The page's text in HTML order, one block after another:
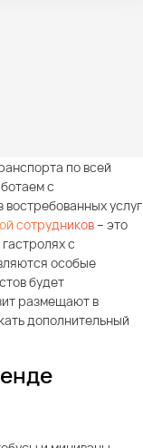
по всей
с
услуг
сотрудников– это
с
особые
будет
размещают в
дополнительный